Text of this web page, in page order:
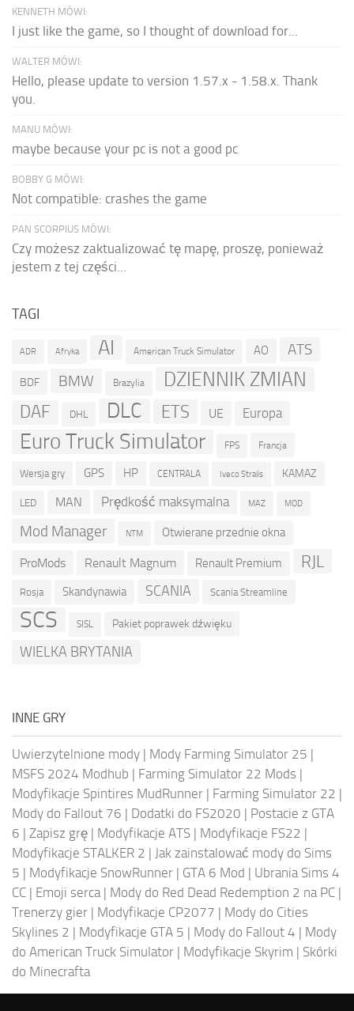
KENNETH MÓWI:
I just like the game, so I thought of download for...
WALTER MÓWI:
Hello, please update to version 1.57.x - 1.58.x. Thank
you.
MANU MÓWI:
maybe because your pc is not a good pc
BOBBY G MÓWI:
Not compatible: crashes the game
PAN SCORPIUS MÓWI:
Czy możesz zaktualizować tę mapę, proszę, ponieważ
jestem z tej części...
TAGI
ADR Afryka AI American Truck Simulator AO ATS
BDF BMW Brazylia DZIENNIK ZMIAN
DAF DHL DLC ETS UE Europa
Euro Truck Simulator FPS Francja
Wersja gry GPS HP CENTRALA Iveco Stralis KAMAZ
LED MAN Prędkość maksymalna MAZ MOD
Mod Manager NTM Otwierane przednie okna
ProMods Renault Magnum Renault Premium RJL
Rosja Skandynawia SCANIA Scania Streamline
SCS SISL Pakiet poprawek dźwięku
WIELKA BRYTANIA
INNE GRY
Uwierzytelnione mody | Mody Farming Simulator 25 |
MSFS 2024 Modhub | Farming Simulator 22 Mods |
Modyfikacje Spintires MudRunner | Farming Simulator 22 |
Mody do Fallout 76 | Dodatki do FS2020 | Postacie z GTA
6 | Zapisz grę | Modyfikacje ATS | Modyfikacje FS22 |
Modyfikacje STALKER 2 | Jak zainstalować mody do Sims
5 | Modyfikacje SnowRunner | GTA 6 Mod | Ubrania Sims 4
CC | Emoji serca| Mody do Red Dead Redemption 2 na PC |
Trenerzy gier | Modyfikacje CP2077 | Mody do Cities
Skylines 2 | Modyfikacje GTA 5 | Mody do Fallout 4 | Mody
do American Truck Simulator | Modyfikacje Skyrim | Skórki
do Minecrafta